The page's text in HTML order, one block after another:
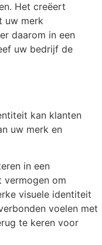
Het creëert
uw merk
daarom in een
uw bedrijf de
kan klanten
uw merk en
in een
vermogen om
visuele identiteit
voelen met
te keren voor